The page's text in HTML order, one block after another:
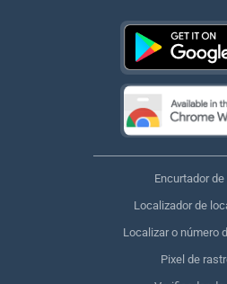
Encurtador de
Localizador de
Localizar o número
Pixel de